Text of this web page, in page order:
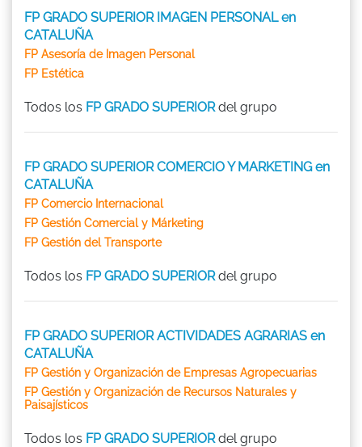
FP GRADO SUPERIOR IMAGEN PERSONAL en
CATALUÑA
FP Asesoría de Imagen Personal
FP Estética
Todos los FP GRADO SUPERIORdel grupo
FP GRADO SUPERIOR COMERCIO Y MARKETING en
CATALUÑA
FP Comercio Internacional
FP Gestión Comercial y Márketing
FP Gestión del Transporte
Todos los FP GRADO SUPERIORdel grupo
FP GRADO SUPERIOR ACTIVIDADES AGRARIAS en
CATALUÑA
FP Gestión y Organización de Empresas Agropecuarias
FP Gestión y Organización de Recursos Naturales y
Paisajísticos
Todos los FP GRADO SUPERIORdel grupo